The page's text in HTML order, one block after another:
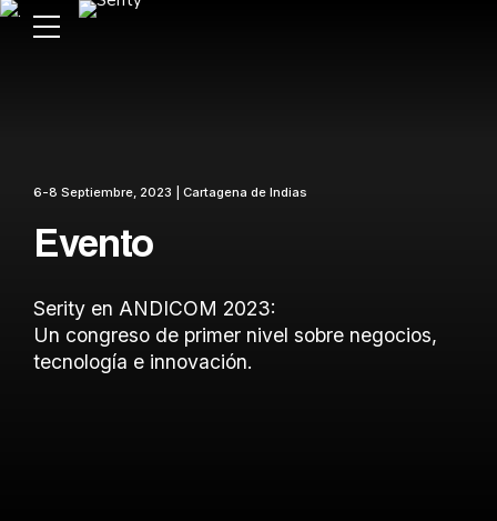
6-8 Septiembre, 2023 | Cartagena de Indias
Evento
Serity en ANDICOM 2023:
Un congreso de primer nivel sobre negocios,
tecnología e innovación.